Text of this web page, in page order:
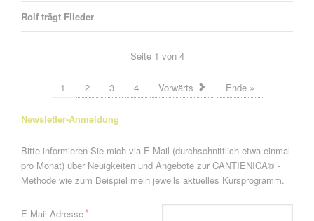
Rolf trägt Flieder
Seite 1 von 4
1 2 3 4 Vorwärts Ende »
Newsletter-Anmeldung
Bitte informieren Sie mich via E-Mail (durchschnittlich etwa einmal
pro Monat) über Neuigkeiten und Angebote zur CANTIENICA® -
Methode wie zum Beispiel mein jeweils aktuelles Kursprogramm.
Pflichtfeld
E-Mail-Adresse*